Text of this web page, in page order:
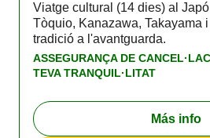
Viatge cultural (14 dies) al
Tòquio, Kanazawa, Takayama
tradició a l'avantguarda.
ASSEGURANÇA DE
TEVA TRANQUIL·LITAT
Más info